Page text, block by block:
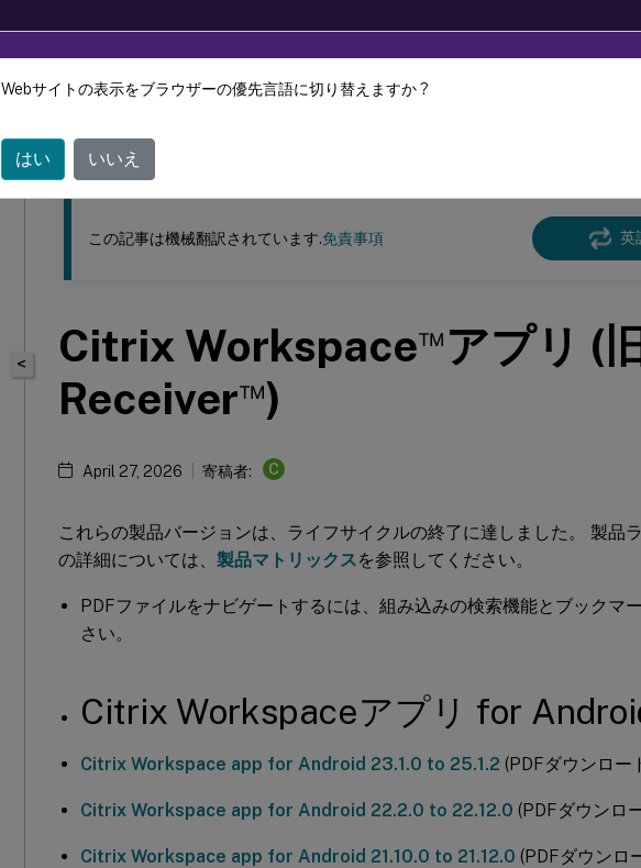
このコンテンツは動的に機械翻訳されています。
古いドキュメント
<
この記事は機械翻訳されています.免責事項 英
Citrix Workspace™アプリ (
Receiver™)
April 27, 2026 寄稿者: C
これらの製品バージョンは、ライフサイクルの終了に達しました。 製品
の詳細については、 製品マトリックス を参照してください。
PDFファイルをナビゲートするには、組み込みの検索機能とブックマ
さい。
Citrix Workspaceアプリ for
Citrix Workspace app for Android 23.1.0 to 25.1.2 (PDFダウンロー
Citrix Workspace app for Android 22.2.0 to 22.12.0 (PDFダウンロ
Citrix Workspace app for Android 21.10.0 to 21.12.0 (PDFダウンロ
Webサイトの表示をブラウザーの優先言語に切り替えますか ?
はい いいえ